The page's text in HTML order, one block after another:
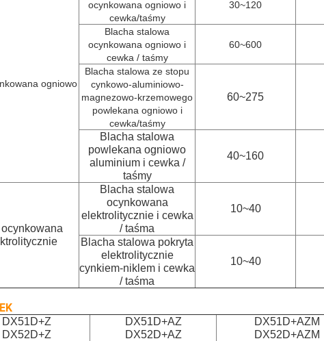
ogniowo
ocynkowana ogniowo i
cewka/taśmy
30~120
Blacha stalowa
ocynkowana ogniowo i
cewka / taśmy
60~600
Blacha stalowa ze stopu
cynkowo-aluminiowo-
magnezowo-krzemowego
powlekana ogniowo i
cewka/taśmy
60~275
Blacha stalowa
powlekana ogniowo
aluminium i cewka /
taśmy
40~160
Blacha stalowa
ocynkowana
elektrolitycznie i cewka
/ taśma
10~40
Blacha stalowa pokryta
elektrolitycznie
cynkiem-niklem i cewka
/ taśma
10~40
DX51D+Z
DX52D+Z
DX51D+AZ
DX52D+AZ
DX51D+AZM
DX52D+AZM